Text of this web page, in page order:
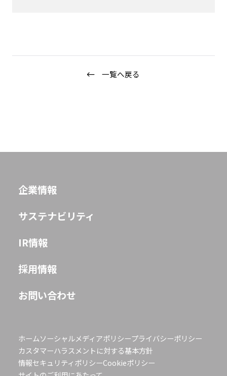
IR情報
サステナビリティ
一覧へ戻る
企業情報
サステナビリティ
IR情報
採用情報
お問い合わせ
ホームソーシャルメディアポリシープライバシーポリシー
カスタマーハラスメントに対する基本方針
情報セキュリティポリシーCookieポリシー